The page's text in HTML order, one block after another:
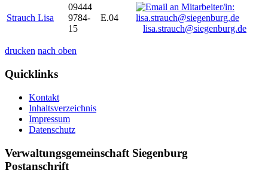
Strauch Lisa
09444
9784-
15
E.04
lisa.strauch@siegenburg.de
drucken nach oben
Quicklinks
Kontakt
Inhaltsverzeichnis
Impressum
Datenschutz
Verwaltungsgemeinschaft Siegenburg
Postanschrift